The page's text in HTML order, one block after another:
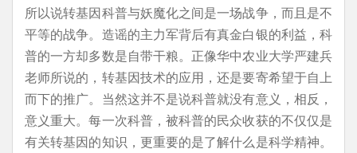
所以说转基因科普与妖魔化之间是一场战争，而且是不
平等的战争。造谣的主力军背后有真金白银的利益，科
普的一方却多数是自带干粮。正像华中农业大学严建兵
老师所说的，转基因技术的应用，还是要寄希望于自上
而下的推广。当然这并不是说科普就没有意义，相反，
意义重大。每一次科普，被科普的民众收获的不仅仅是
有关转基因的知识，更重要的是了解什么是科学精神。